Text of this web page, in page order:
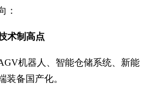
：
术制高点
机器人、智能仓储系统、新能
装备国产化。